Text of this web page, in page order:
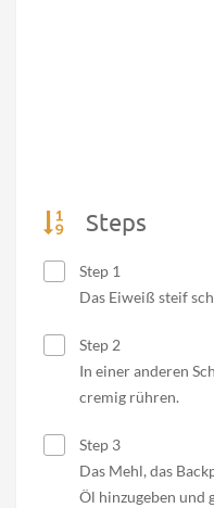
Steps
Step 1
Das Eiweiß steif
Step 2
In einer anderen
cremig rühren.
Step 3
Das Mehl, das
Öl hinzugeben und